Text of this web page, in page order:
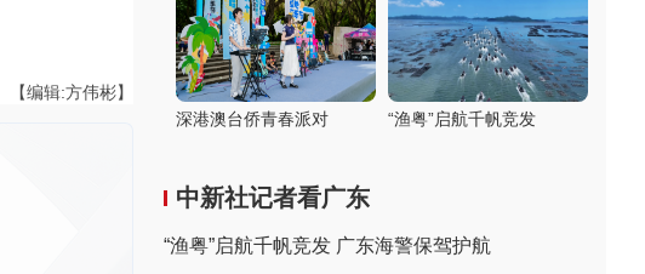
【编辑:方伟彬】
深港澳台侨青春派对 “渔粤”启航千帆竞发
中新社记者看广东
“渔粤”启航千帆竞发 广东海警保驾护航